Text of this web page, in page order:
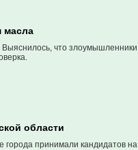
масла
что злоумышленники
области
принимали кандидатов на